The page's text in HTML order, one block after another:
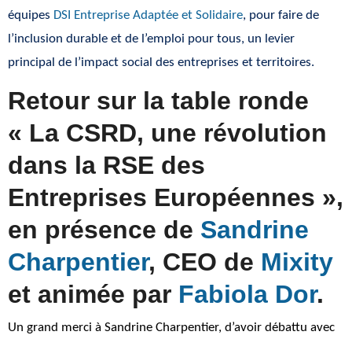
équipes DSI Entreprise Adaptée et Solidaire, pour faire de
l’inclusion durable et de l’emploi pour tous, un levier
principal de l’impact social des entreprises et territoires.
Retour sur la table ronde
« La CSRD, une révolution
dans la RSE des
Entreprises Européennes »,
en présence de Sandrine
Charpentier, CEO de Mixity
et animée par Fabiola Dor.
Un grand merci à Sandrine Charpentier, d’avoir débattu avec